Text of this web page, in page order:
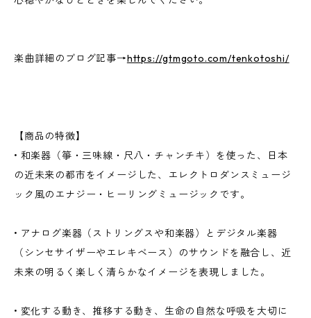
楽曲詳細のブログ記事→https://gtmgoto.com/tenkotoshi/
【商品の特徴】
• 和楽器（箏・三味線・尺八・チャンチキ）を使った、日本
の近未来の都市をイメージした、エレクトロダンスミュージ
ック風のエナジー・ヒーリングミュージックです。
• アナログ楽器（ストリングスや和楽器）とデジタル楽器
（シンセサイザーやエレキベース）のサウンドを融合し、近
未来の明るく楽しく清らかなイメージを表現しました。
• 変化する動き、推移する動き、生命の自然な呼吸を大切に